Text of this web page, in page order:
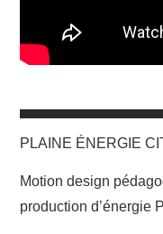
PLAINE ÉNERGIE
Motion design
production d’énergie